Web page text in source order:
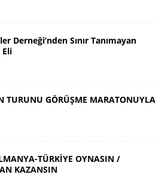
Derneği’nden Sınır Tanımayan
Eli
TURUNU GÖRÜŞME MARATONUYLA
TÜRKİYE OYNASIN /
KAZANSIN